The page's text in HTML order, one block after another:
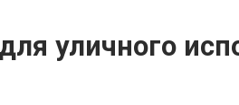
уличного